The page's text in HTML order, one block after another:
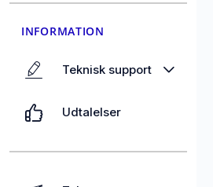
INFORMATION
Teknisk support
Udtalelser